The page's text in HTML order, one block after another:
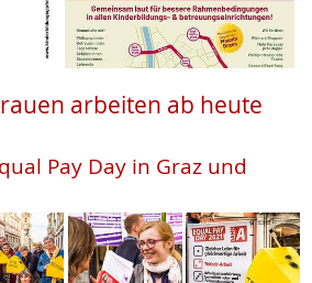
arbeiten ab heute
Pay Day in Graz und